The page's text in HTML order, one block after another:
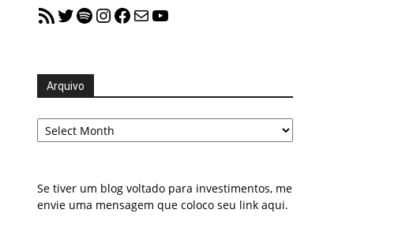
RSS FeedTwitter
Spotify
Instagram
Facebook
MailYouTube
Arquivo
Arquivo
Se tiver um blog voltado para investimentos, me
envie uma mensagem que coloco seu link aqui.